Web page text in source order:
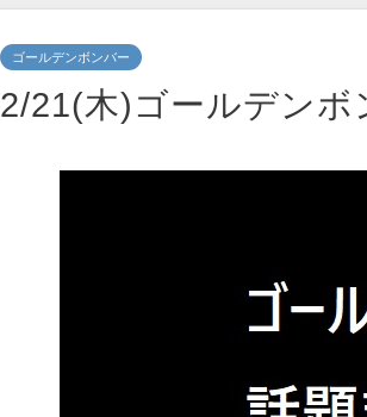
ゴールデンボンバー
2/21(木)ゴールデンボ